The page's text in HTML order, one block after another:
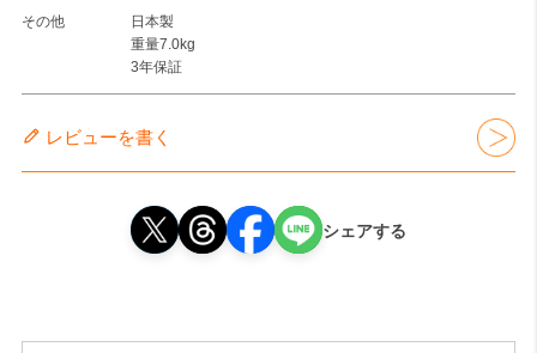
その他
日本製
重量7.0kg
3年保証
レビューを書く
シェアする